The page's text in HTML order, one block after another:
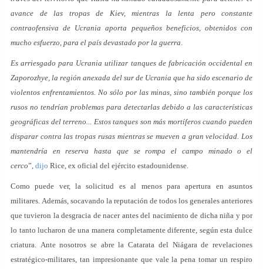
avance de las tropas de Kiev, mientras la lenta pero constante
contraofensiva de Ucrania aporta pequeños beneficios, obtenidos con
mucho esfuerzo, para el país devastado por la guerra.
Es arriesgado para Ucrania utilizar tanques de fabricación occidental en
Zaporozhye, la región anexada del sur de Ucrania que ha sido escenario de
violentos enfrentamientos. No sólo por las minas, sino también porque los
rusos no tendrían problemas para detectarlas debido a las características
geográficas del terreno... Estos tanques son más mortíferos cuando pueden
disparar contra las tropas rusas mientras se mueven a gran velocidad. Los
mantendría en reserva hasta que se rompa el campo minado o el
cerco”, dijo Rice, ex oficial del ejército estadounidense.
Como puede ver, la solicitud es al menos para apertura en asuntos
militares. Además, socavando la reputación de todos los generales anteriores
que tuvieron la desgracia de nacer antes del nacimiento de dicha niña y por
lo tanto lucharon de una manera completamente diferente, según esta dulce
criatura. Ante nosotros se abre la Catarata del Niágara de revelaciones
estratégico-militares, tan impresionante que vale la pena tomar un respiro